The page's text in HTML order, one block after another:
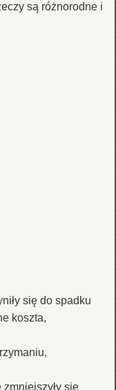
są różnorodne i
się do spadku
koszta,
zmniejszyły się